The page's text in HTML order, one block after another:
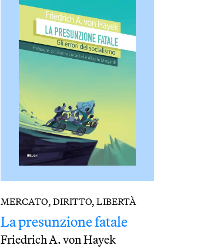
MERCATO, DIRITTO, LIBERTÀ
La presunzione fatale
Friedrich A. von Hayek